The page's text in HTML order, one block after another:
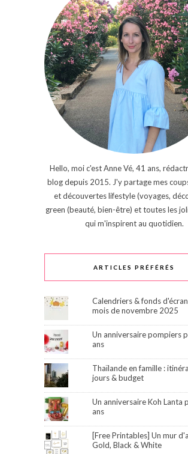
Hello, moi c'est Anne Vé, 41 ans,
blog depuis 2015. J'y partage mes
et découvertes lifestyle (voyages,
green (beauté, bien-être) et toutes les
qui m'inspirent au quotidien.
ARTICLES PRÉFÉRÉS
Calendriers & fonds
mois de novembre 2025
Un anniversaire pompiers
ans
Thaïlande en famille :
jours & budget
Un anniversaire Koh Lanta
ans
[Free Printables] Un mur
Gold, Black & White